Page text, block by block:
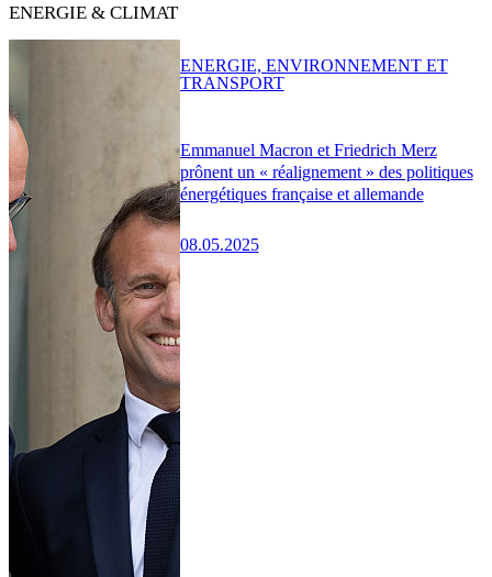
ENERGIE & CLIMAT
Emmanuel Macron et Friedrich Merz
prônent un « réalignement » des politiques
énergétiques française et allemande
08.05.2025
ENERGIE, ENVIRONNEMENT ET
TRANSPORT